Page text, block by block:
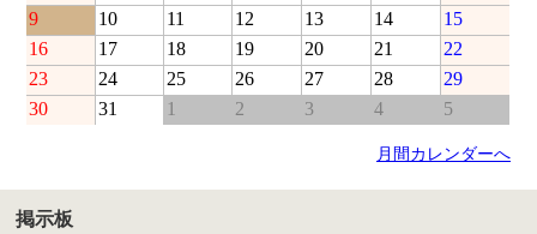
9
10 11 12 13 14
15
16
17 18 19 20 21
22
23
24 25 26 27 28
29
30
31 1 2 3 4 5
月間カレンダーへ
掲示板